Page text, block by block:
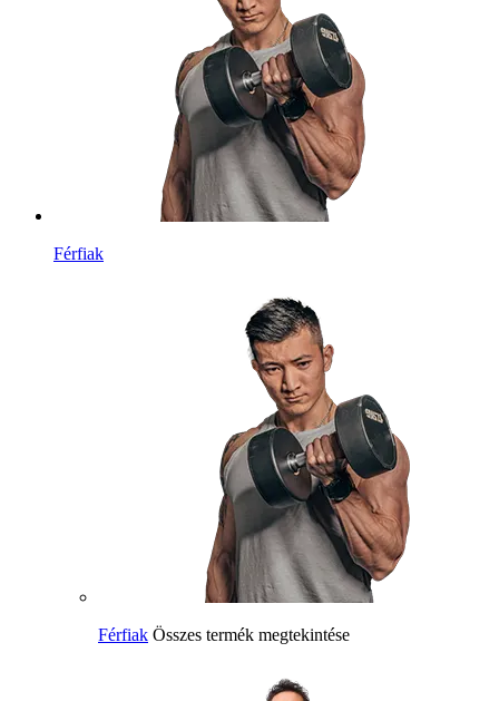
Férfiak
Férfiak Összes termék megtekintése